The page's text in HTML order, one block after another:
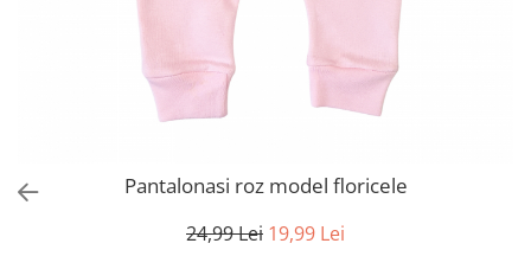
Pantalonasi roz model floricele
24,99 Lei 19,99 Lei